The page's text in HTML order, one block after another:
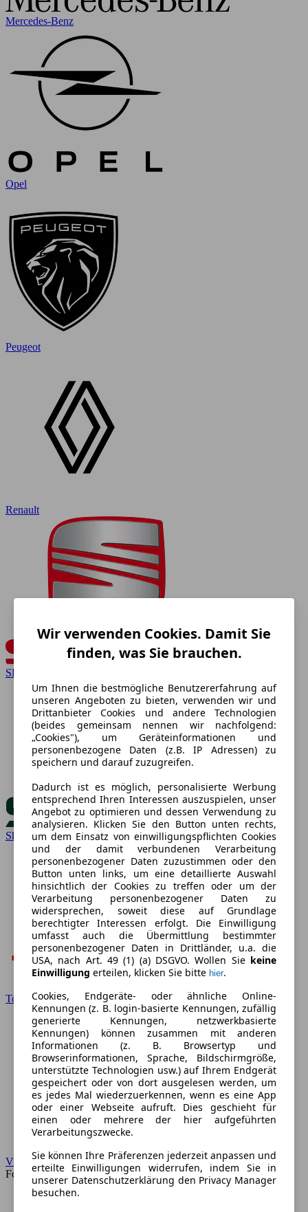
Mercedes-Benz
Opel
Peugeot
Renault
SEAT
Skoda
Toyota
VW
Forum
Wir verwenden Cookies. Damit Sie
finden, was Sie brauchen.
Um Ihnen die bestmögliche Benutzererfahrung auf
unseren Angeboten zu bieten, verwenden wir und
Drittanbieter Cookies und andere Technologien
(beides gemeinsam nennen wir nachfolgend:
„Cookies"), um Geräteinformationen und
personenbezogene Daten (z.B. IP Adressen) zu
speichern und darauf zuzugreifen.
Dadurch ist es möglich, personalisierte Werbung
entsprechend Ihren Interessen auszuspielen, unser
Angebot zu optimieren und dessen Verwendung zu
analysieren. Klicken Sie den Button unten rechts,
um dem Einsatz von einwilligungspflichten Cookies
und der damit verbundenen Verarbeitung
personenbezogener Daten zuzustimmen oder den
Button unten links, um eine detaillierte Auswahl
hinsichtlich der Cookies zu treffen oder um der
Verarbeitung personenbezogener Daten zu
widersprechen, soweit diese auf Grundlage
berechtigter Interessen erfolgt. Die Einwilligung
umfasst auch die Übermittlung bestimmter
personenbezogener Daten in Drittländer, u.a. die
USA, nach Art. 49 (1) (a) DSGVO. Wollen Sie keine
Einwilligung erteilen, klicken Sie bitte hier.
Cookies, Endgeräte- oder ähnliche Online-
Kennungen (z. B. login-basierte Kennungen, zufällig
generierte Kennungen, netzwerkbasierte
Kennungen) können zusammen mit anderen
Informationen (z. B. Browsertyp und
Browserinformationen, Sprache, Bildschirmgröße,
unterstützte Technologien usw.) auf Ihrem Endgerät
gespeichert oder von dort ausgelesen werden, um
es jedes Mal wiederzuerkennen, wenn es eine App
oder einer Webseite aufruft. Dies geschieht für
einen oder mehrere der hier aufgeführten
Verarbeitungszwecke.
Sie können Ihre Präferenzen jederzeit anpassen und
erteilte Einwilligungen widerrufen, indem Sie in
unserer Datenschutzerklärung den Privacy Manager
besuchen.